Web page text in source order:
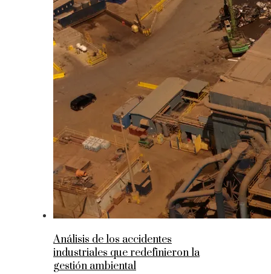
Análisis de los accidentes
industriales que redefinieron la
gestión ambiental